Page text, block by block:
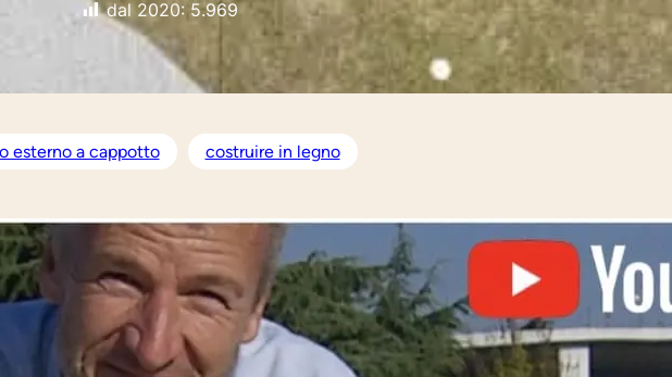
dal 2020: 5.969
esterno a cappotto costruire in legno